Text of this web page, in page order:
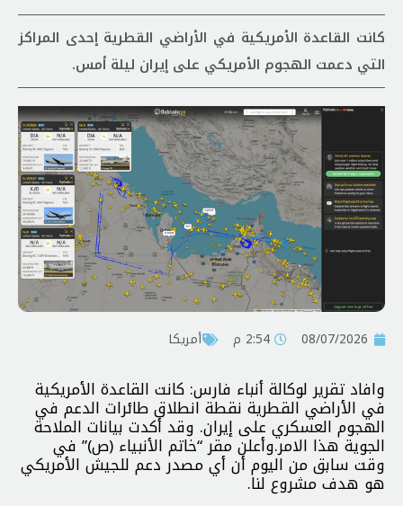
كانت القاعدة الأمريكية في الأراضي القطرية إحدى المراكز
التي دعمت الهجوم الأمريكي على إيران ليلة أمس.
08/07/2026 2:54 م أمريكا
وافاد تقرير لوكالة أنباء فارس: كانت القاعدة الأمريكية
في الأراضي القطرية نقطة انطلاق طائرات الدعم في
الهجوم العسكري على إيران. وقد أكدت بيانات الملاحة
الجوية هذا الامر.وأعلن مقر “خاتم الأنبياء (ص)” في
وقت سابق من اليوم أن أي مصدر دعم للجيش الأمريكي
هو هدف مشروع لنا.